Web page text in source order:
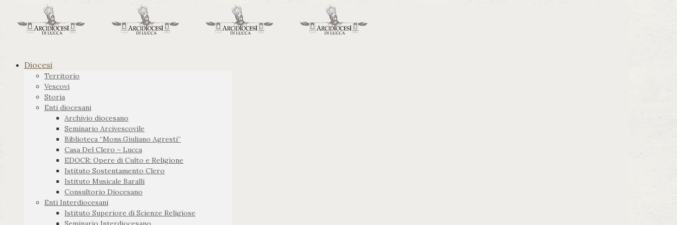
Diocesi
Territorio
Vescovi
Storia
Enti diocesani
Archivio diocesano
Seminario Arcivescovile
Biblioteca “Mons.Giuliano Agresti”
Casa Del Clero – Lucca
EDOCR: Opere di Culto e Religione
Istituto Sostentamento Clero
Istituto Musicale Baralli
Consultorio Diocesano
Enti Interdiocesani
Istituto Superiore di Scienze Religiose